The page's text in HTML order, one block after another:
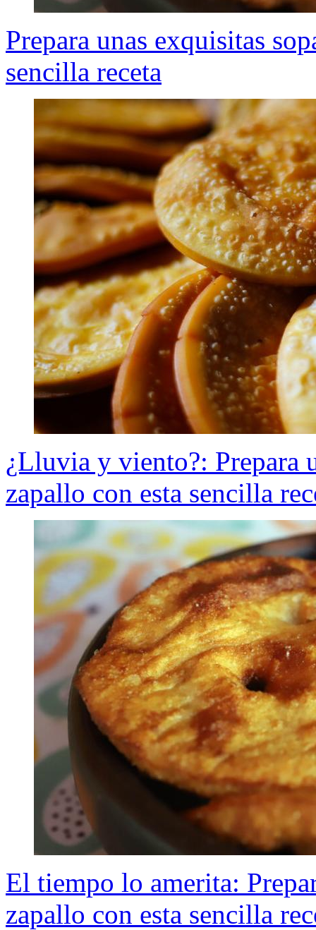
Prepara unas exquisitas
sencilla receta
¿Lluvia y viento?: Prepara
zapallo con esta sencilla
El tiempo lo amerita:
zapallo con esta sencilla